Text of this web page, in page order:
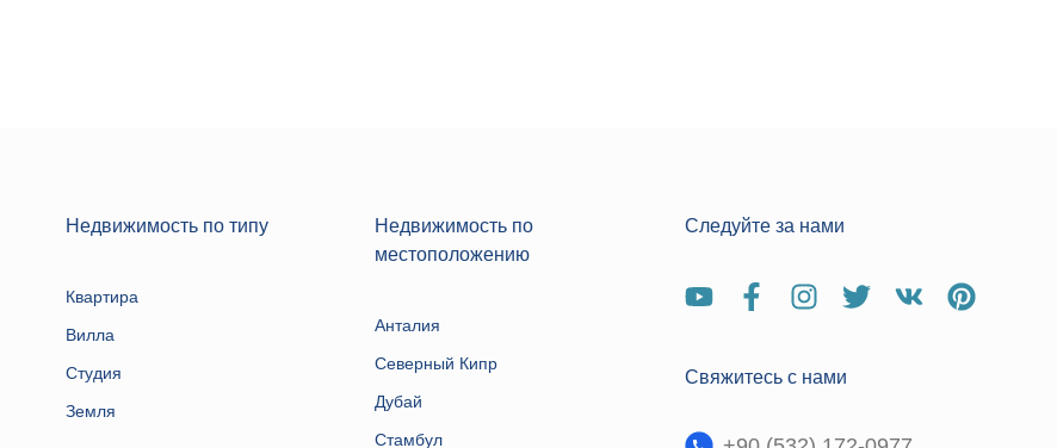
Недвижимость по типу
Квартира
Вилла
Студия
Земля
Недвижимость по
местоположению
Анталия
Северный Кипр
Дубай
Стамбул
Следуйте за нами
Свяжитесь с нами